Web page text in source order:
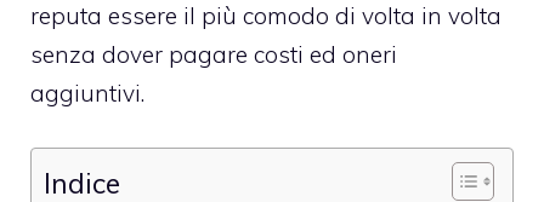
reputa essere il più comodo di volta in volta
senza dover pagare costi ed oneri
aggiuntivi.
Indice